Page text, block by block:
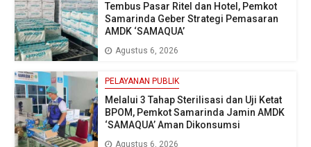
Tembus Pasar Ritel dan Hotel, Pemkot
Samarinda Geber Strategi Pemasaran
AMDK ‘SAMAQUA’
Agustus 6, 2026
PELAYANAN PUBLIK
Melalui 3 Tahap Sterilisasi dan Uji Ketat
BPOM, Pemkot Samarinda Jamin AMDK
‘SAMAQUA’ Aman Dikonsumsi
Agustus 6, 2026